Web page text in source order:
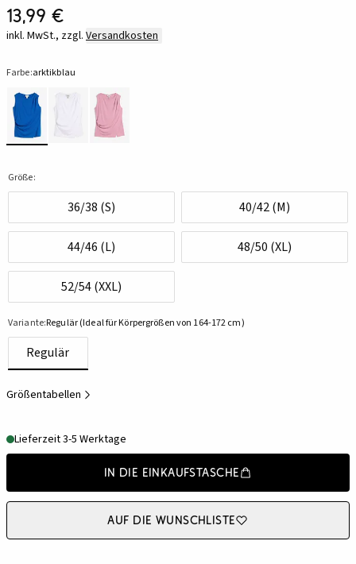
13,99 €
inkl. MwSt., zzgl. Versandkosten
Farbe:arktikblau
Größe:
36/38 (S) 40/42 (M)
44/46 (L) 48/50 (XL)
52/54 (XXL)
Variante:Regulär (Ideal für Körpergrößen von 164-172 cm)
Regulär
Größentabellen
Lieferzeit 3-5 Werktage
In die Einkaufstasche
Auf die Wunschliste